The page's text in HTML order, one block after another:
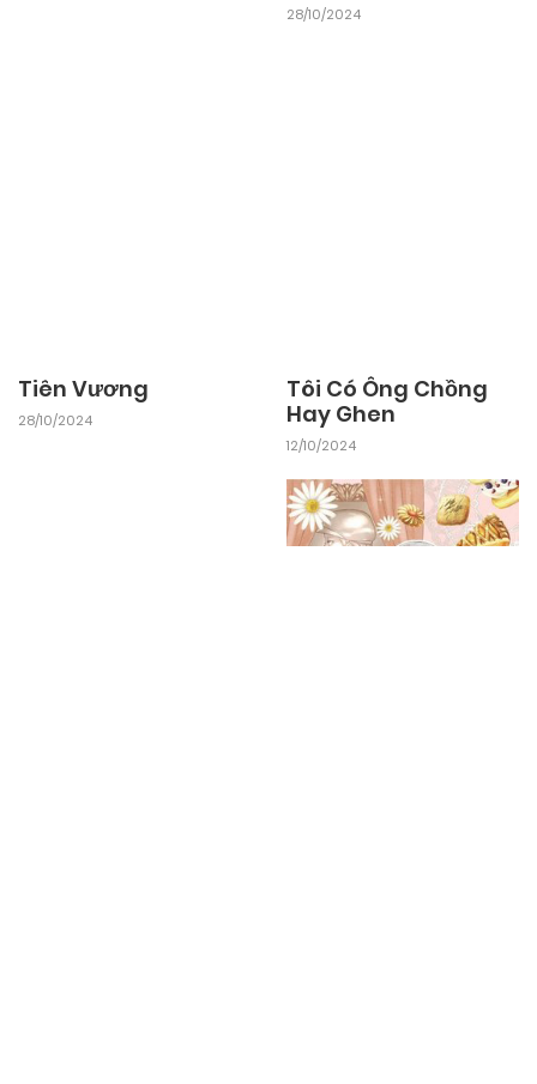
28/10/2024
Tiên Vương
28/10/2024
Tôi Có Ông Chồng
Hay Ghen
12/10/2024